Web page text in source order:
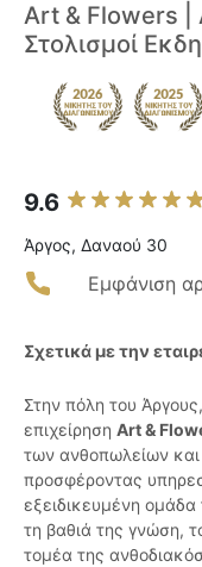
Art & Flowers |
Στολισμοί
9.6
Άργος, Δαναού 30
Εμφάνιση
Σχετικά με την
Στην πόλη του
επιχείρηση Art &
των ανθοπωλείων
προσφέροντας
εξειδικευμένη ομάδα
τη βαθιά της γνώση,
τομέα της